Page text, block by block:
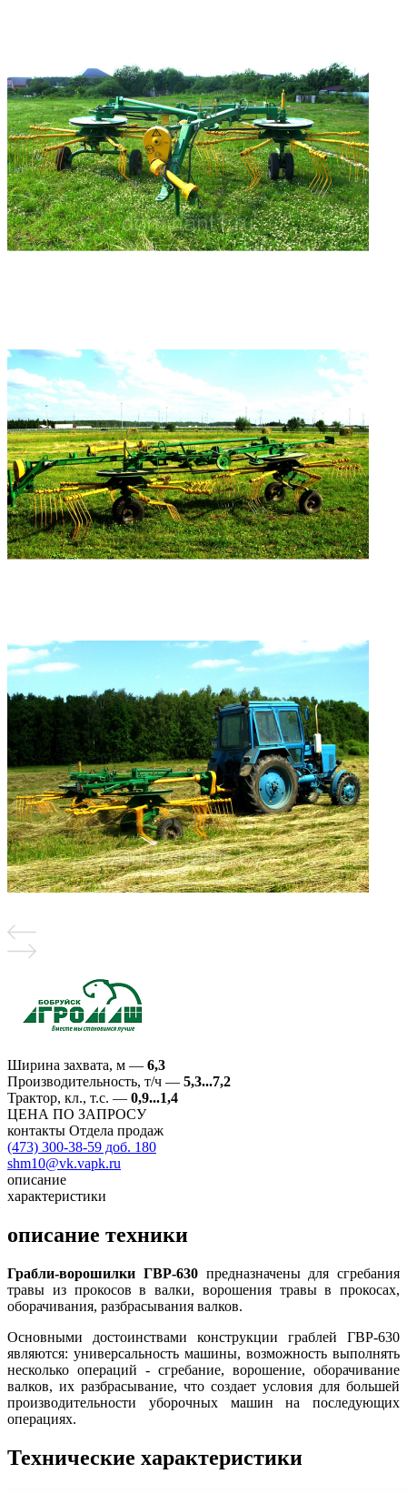
Ширина захвата, м — 6,3
Производительность, т/ч — 5,3...7,2
Трактор, кл., т.с. — 0,9...1,4
ЦЕНА ПО ЗАПРОСУ
контакты Отдела продаж
(473) 300-38-59 доб. 180
shm10@vk.vapk.ru
описание
характеристики
описание техники
Грабли-ворошилки ГВР-630предназначены для сгребания
травы из прокосов в валки, ворошения травы в прокосах,
оборачивания, разбрасывания валков.
Основными достоинствами конструкции граблей ГВР-630
являются: универсальность машины, возможность выполнять
несколько операций - сгребание, ворошение, оборачивание
валков, их разбрасывание, что создает условия для большей
производительности уборочных машин на последующих
операциях.
Технические характеристики